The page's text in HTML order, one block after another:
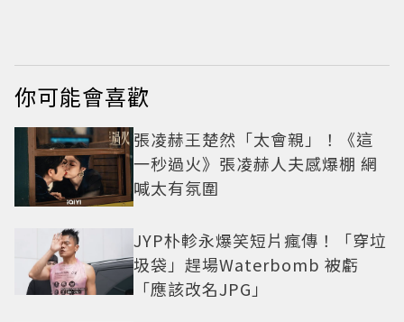
你可能會喜歡
張凌赫王楚然「太會親」！《這
一秒過火》張凌赫人夫感爆棚 網
喊太有氛圍
JYP朴軫永爆笑短片瘋傳！「穿垃
圾袋」趕場Waterbomb 被虧
「應該改名JPG」